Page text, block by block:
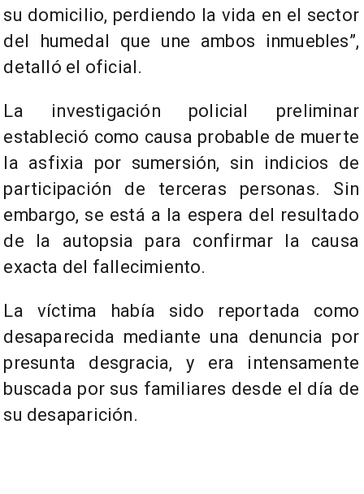
su domicilio, perdiendo la vida en el sector
del humedal que une ambos inmuebles”,
detalló el oficial.
La investigación policial preliminar
estableció como causa probable de muerte
la asfixia por sumersión, sin indicios de
participación de terceras personas. Sin
embargo, se está a la espera del resultado
de la autopsia para confirmar la causa
exacta del fallecimiento.
La víctima había sido reportada como
desaparecida mediante una denuncia por
presunta desgracia, y era intensamente
buscada por sus familiares desde el día de
su desaparición.